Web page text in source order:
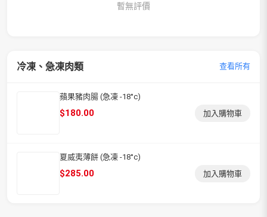
暫無評價
冷凍、急凍肉類 查看所有
蘋果豬肉腸 (急凍 -18°c)
$180.00 加入購物車
夏威夷薄餅 (急凍 -18°c)
$285.00 加入購物車